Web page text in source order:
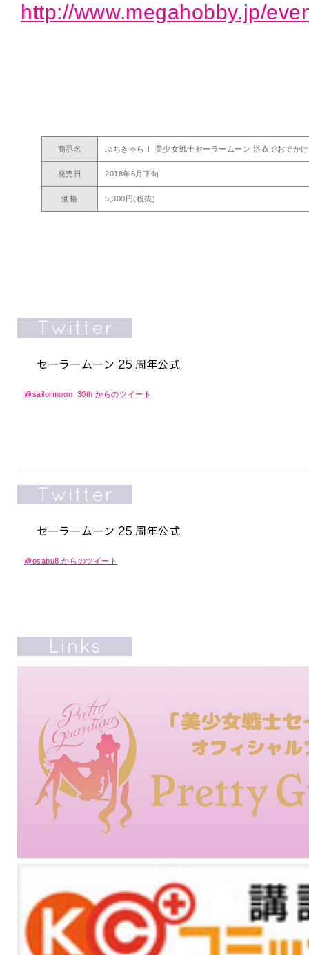
http://www.megahobby.jp/
商品名 ぷちきゃら！ 美少女戦士セーラームーン 浴衣でおでか
発売日 2018年6月下旬
価格 5,300円(税抜)
@sailormoon_30th からのツイート
@osabu8 からのツイート